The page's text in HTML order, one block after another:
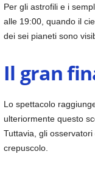
Per gli astrofili e i
alle 19:00, quando il
dei sei pianeti sono
Il gran
Lo spettacolo
ulteriormente questo
Tuttavia, gli
crepuscolo.